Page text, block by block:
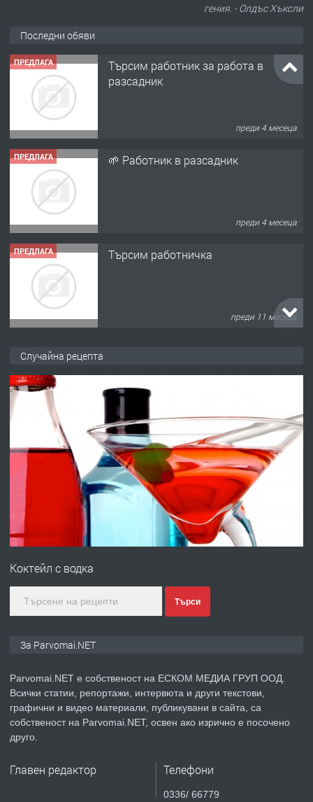
гения. - Олдъс Хъксли
Последни обяви
ПРЕДЛАГА
Търсим работник за работа в
разсадник
преди 4 месеца
ПРЕДЛАГА 🌱 Работник в разсадник
преди 4 месеца
ПРЕДЛАГА Търсим работничка
преди 11 месеца
Работа за общи работници
преди 1 година
ПРЕДЛАГА
Първи поход "По стъпките на Ангел
преди 1 година
ПРЕДЛАГА Уроци по Математика
Случайна рецепта
Коктейл с водка
Търси
За Parvomai.NET
Parvomai.NET е собственост на ЕСКОМ МЕДИА ГРУП ООД.
Всички статии, репортажи, интервюта и други текстови,
графични и видео материали, публикувани в сайта, са
собственост на Parvomai.NET, освен ако изрично е посочено
друго.
Главен редактор Телефони
0336/ 66779